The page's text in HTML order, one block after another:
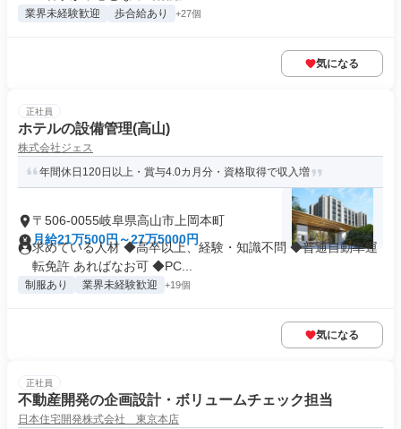
業界未経験歓迎 歩合給あり +27個
気になる
正社員
ホテルの設備管理(高山)
株式会社ジェス
年間休日120日以上・賞与4.0カ月分・資格取得で収入増
〒506-0055岐阜県高山市上岡本町
月給21万500円～27万5000円
求めている人材 ◆高卒以上、経験・知識不問 ◆普通自動車運
転免許 あればなお可 ◆PC...
制服あり 業界未経験歓迎 +19個
気になる
正社員
不動産開発の企画設計・ボリュームチェック担当
日本住宅開発株式会社 東京本店